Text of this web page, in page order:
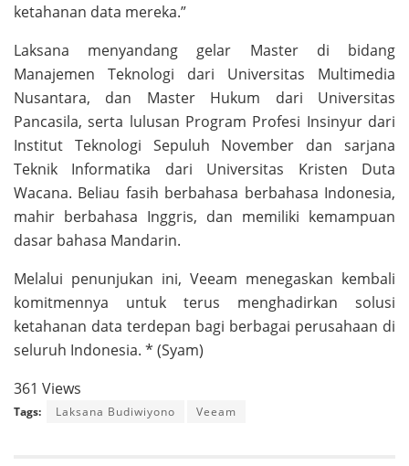
ketahanan data mereka.”
Laksana menyandang gelar Master di bidang
Manajemen Teknologi dari Universitas Multimedia
Nusantara, dan Master Hukum dari Universitas
Pancasila, serta lulusan Program Profesi Insinyur dari
Institut Teknologi Sepuluh November dan sarjana
Teknik Informatika dari Universitas Kristen Duta
Wacana. Beliau fasih berbahasa berbahasa Indonesia,
mahir berbahasa Inggris, dan memiliki kemampuan
dasar bahasa Mandarin.
Melalui penunjukan ini, Veeam menegaskan kembali
komitmennya untuk terus menghadirkan solusi
ketahanan data terdepan bagi berbagai perusahaan di
seluruh Indonesia. * (Syam)
361 Views
Tags: Laksana Budiwiyono Veeam